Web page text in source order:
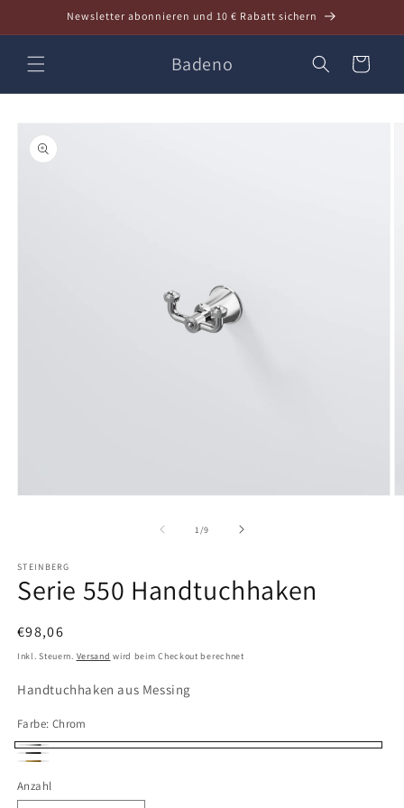
Inhalt
Newsletter abonnieren und 10 € Rabatt sichern
Badeno Warenkorb
1 /von
9
STEINBERG
Serie 550 Handtuchhaken
Normaler
Preis
€98,06
Inkl. Steuern. Versand wird beim Checkout berechnet
Handtuchhaken aus Messing
Farbe: Chrom
Chrom
Matt
Schwarz
Gold
Anzahl
Anzahl